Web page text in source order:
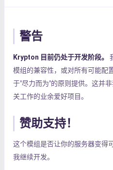
警告
Krypton 目前仍处于开发阶段。
模组的兼容性，或对所有可能配
于"尽力而为"的原则提供。这并
关工作的业余爱好项目。
赞助支持！
这个模组是否让你的服务器变得
我继续开发。